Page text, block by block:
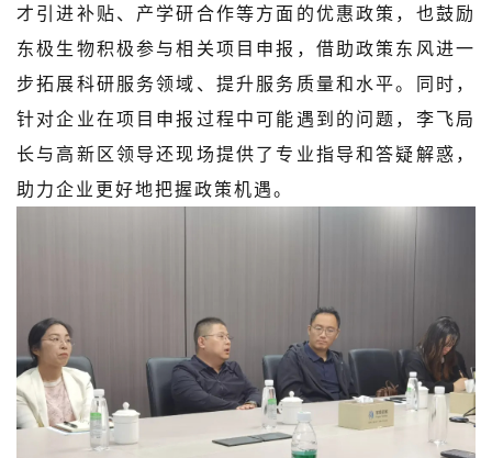
才引进补贴、产学研合作等方面的优惠政策，也鼓励
东极生物积极参与相关项目申报，借助政策东风进一
步拓展科研服务领域、提升服务质量和水平。同时，
针对企业在项目申报过程中可能遇到的问题，李飞局
长与高新区领导还现场提供了专业指导和答疑解惑，
助力企业更好地把握政策机遇。